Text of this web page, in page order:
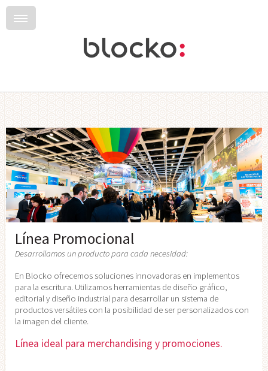
Línea Promocional
Desarrollamos un producto para cada necesidad:
En Blocko ofrecemos soluciones innovadoras en implementos
para la escritura. Utilizamos herramientas de diseño gráfico,
editorial y diseño industrial para desarrollar un sistema de
productos versátiles con la posibilidad de ser personalizados con
la imagen del cliente.
Línea ideal para merchandising y promociones.